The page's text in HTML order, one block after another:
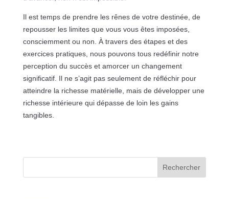
Il est temps de prendre les rênes de votre destinée, de
repousser les limites que vous vous êtes imposées,
consciemment ou non. À travers des étapes et des
exercices pratiques, nous pouvons tous redéfinir notre
perception du succès et amorcer un changement
significatif. Il ne s’agit pas seulement de réfléchir pour
atteindre la richesse matérielle, mais de développer une
richesse intérieure qui dépasse de loin les gains
tangibles.
Rechercher